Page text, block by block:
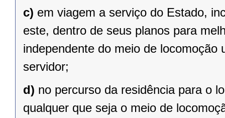
c) em viagem a serviço do Estado,
este, dentro de seus planos para
independente do meio de
servidor;
d) no percurso da residência para o
qualquer que seja o meio de